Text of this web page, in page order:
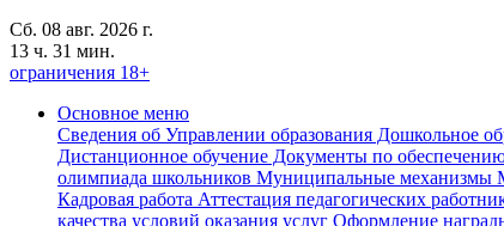
Сб. 08 авг. 2026 г.
13 ч. 31 мин.
ограничения 18+
Основное меню
Сведения об Управлении образования Дошкольное
Дистанционное обучение Документы по
олимпиада школьников Муниципальные механизмы
Кадровая работа Аттестация педагогических
качества условий оказания услуг Оформление